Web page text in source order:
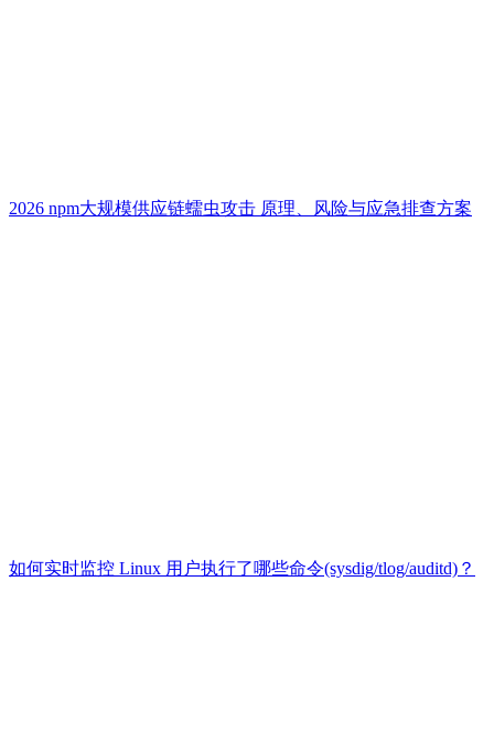
2026 npm大规模供应链蠕虫攻击 原理、风险与应急排查方案
如何实时监控 Linux 用户执行了哪些命令(sysdig/tlog/auditd)？